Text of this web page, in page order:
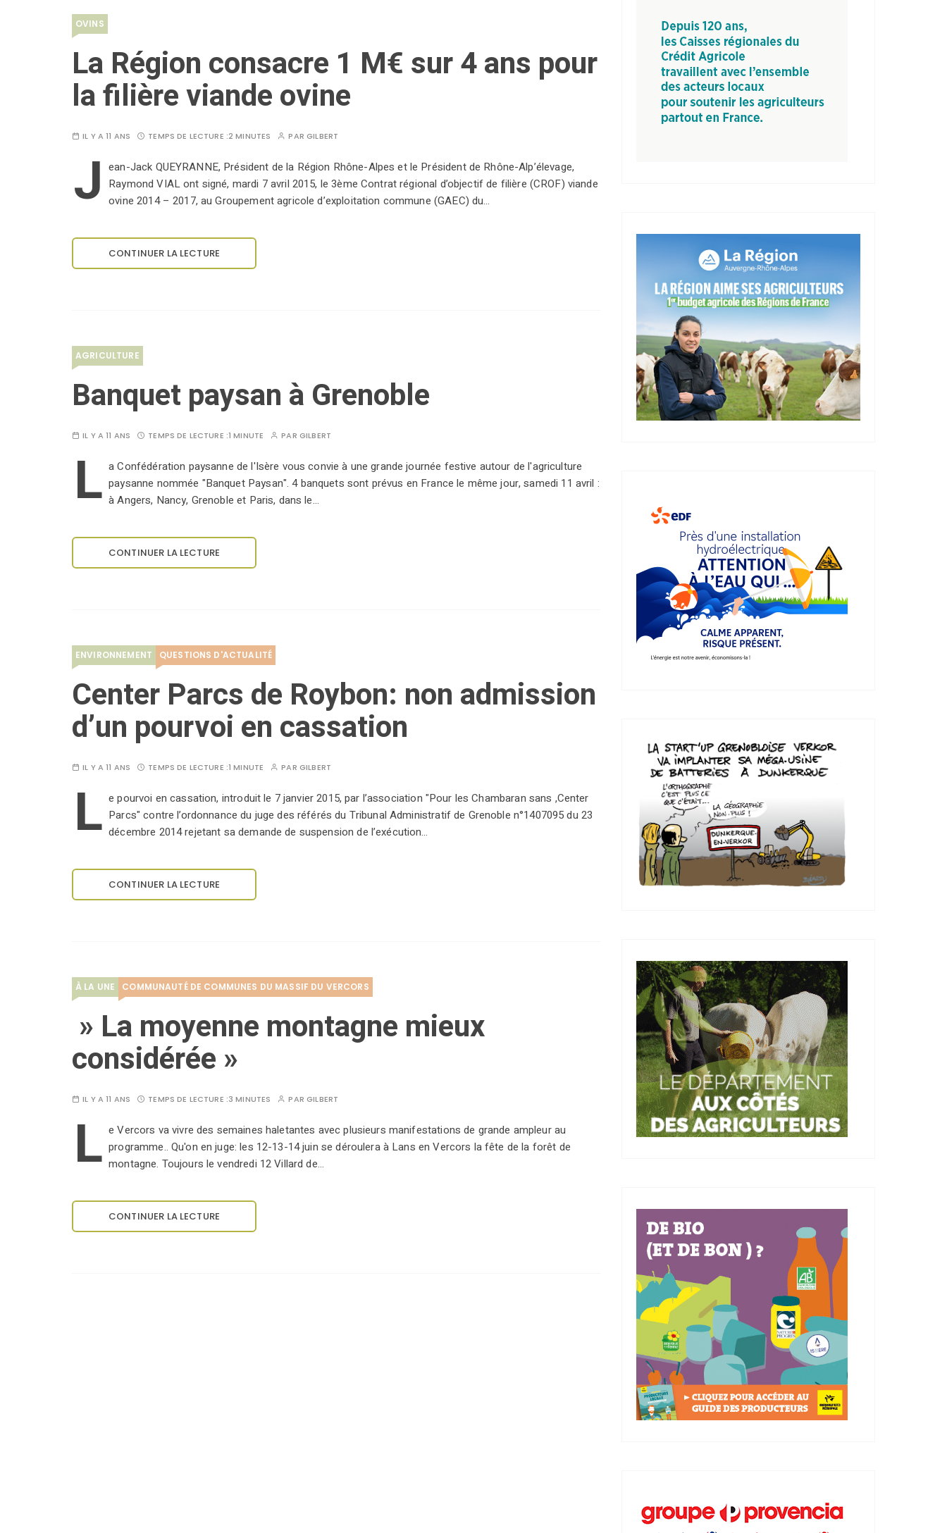
OVINS
La Région consacre 1 M€ sur 4 ans pour
la filière viande ovine
IL Y A 11 ANS TEMPS DE LECTURE :2 MINUTES PARGILBERT
J ean-Jack QUEYRANNE, Président de la Région Rhône-Alpes et le Président de Rhône-Alp’élevage,
Raymond VIAL ont signé, mardi 7 avril 2015, le 3ème Contrat régional d’objectif de filière (CROF) viande
ovine 2014 – 2017, au Groupement agricole d’exploitation commune (GAEC) du…
CONTINUER LA LECTURE
AGRICULTURE
Banquet paysan à Grenoble
IL Y A 11 ANS TEMPS DE LECTURE :1 MINUTE PAR GILBERT
L a Confédération paysanne de l'Isère vous convie à une grande journée festive autour de l'agriculture
paysanne nommée "Banquet Paysan". 4 banquets sont prévus en France le même jour, samedi 11 avril :
à Angers, Nancy, Grenoble et Paris, dans le…
CONTINUER LA LECTURE
ENVIRONNEMENT QUESTIONS D'ACTUALITÉ
Center Parcs de Roybon: non admission
d’un pourvoi en cassation
IL Y A 11 ANS TEMPS DE LECTURE :1 MINUTE PAR GILBERT
L e pourvoi en cassation, introduit le 7 janvier 2015, par l’association "Pour les Chambaran sans ,Center
Parcs" contre l’ordonnance du juge des référés du Tribunal Administratif de Grenoble n°1407095 du 23
décembre 2014 rejetant sa demande de suspension de l’exécution…
CONTINUER LA LECTURE
À LA UNE COMMUNAUTÉ DE COMMUNES DU MASSIF DU VERCORS
» La moyenne montagne mieux
considérée »
IL Y A 11 ANS TEMPS DE LECTURE :3 MINUTES PARGILBERT
L e Vercors va vivre des semaines haletantes avec plusieurs manifestations de grande ampleur au
programme.. Qu'on en juge: les 12-13-14 juin se déroulera à Lans en Vercors la fête de la forêt de
montagne. Toujours le vendredi 12 Villard de…
CONTINUER LA LECTURE